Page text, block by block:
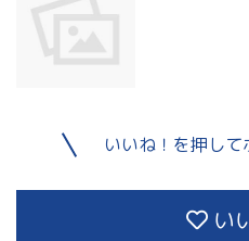
いいね！を押して
い